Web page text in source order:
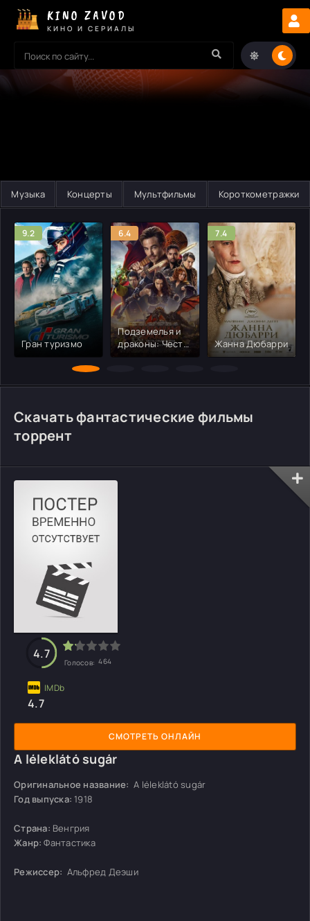
KINO ZAVOD
КИНО И СЕРИАЛЫ
Музыка Концерты Мультфильмы Короткометражки
9.2
Гран туризмо
6.4
Подземелья и
драконы: Честь
среди воров
7.4
Жанна Дюбарри
Скачать фантастические фильмы
торрент
A léleklátó sugár
Оригинальное название: A léleklátó sugár
Год выпуска: 1918
Страна: Венгрия
Жанр: Фантастика
Режиссер: Альфред Деэши
СМОТРЕТЬ ОНЛАЙН
4.7
Голосов: 464
4.7